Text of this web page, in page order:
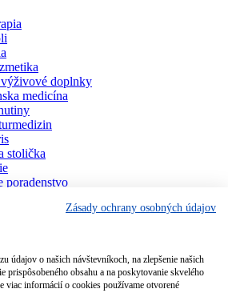
výživové doplnky
medicína
stolička
poradenstvo
a partnerská numerológia
– kľúč života
Zásady ochrany osobných údajov
údajov o našich návštevníkoch, na zlepšenie našich
prispôsobeného obsahu a na poskytovanie skvelého
viac informácií o cookies používame otvorené